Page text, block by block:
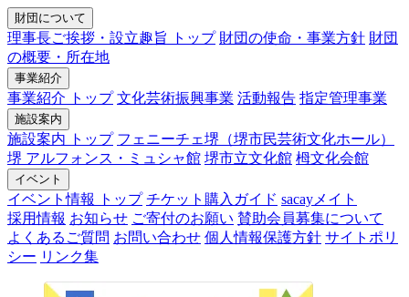
財団について
理事長ご挨拶・設立趣旨 トップ 財団の使命・事業方針 財団
の概要・所在地
事業紹介
事業紹介 トップ 文化芸術振興事業 活動報告 指定管理事業
施設案内
施設案内 トップ フェニーチェ堺（堺市民芸術文化ホール）
堺 アルフォンス・ミュシャ館 堺市立文化館 栂文化会館
イベント
イベント情報 トップ チケット購入ガイド sacayメイト
採用情報 お知らせ ご寄付のお願い 賛助会員募集について
よくあるご質問 お問い合わせ 個人情報保護方針 サイトポリ
シー リンク集